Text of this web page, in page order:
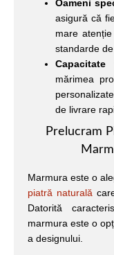
Oameni
asigură că
mare
standarde de
mărimea
de livrare
Prelucram
Marmura este o
piatră naturală
Datorită
marmura este o
a designului.